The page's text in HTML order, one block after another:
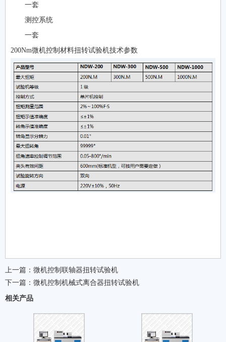
一套
测控系统
一套
200Nm微机控制材料扭转试验机技术参数
上一篇： 微机控制联轴器扭转试验机
下一篇： 微机控制机械式离合器扭转试验机
相关产品